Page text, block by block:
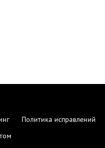
Политика исправлений